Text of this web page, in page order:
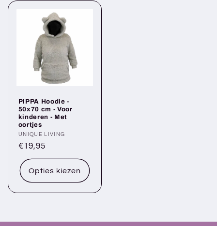
PIPPA Hoodie -
50x70 cm - Voor
kinderen - Met
oortjes
Verkoper:
UNIQUE LIVING
Normale
prijs
€19,95
Opties kiezen